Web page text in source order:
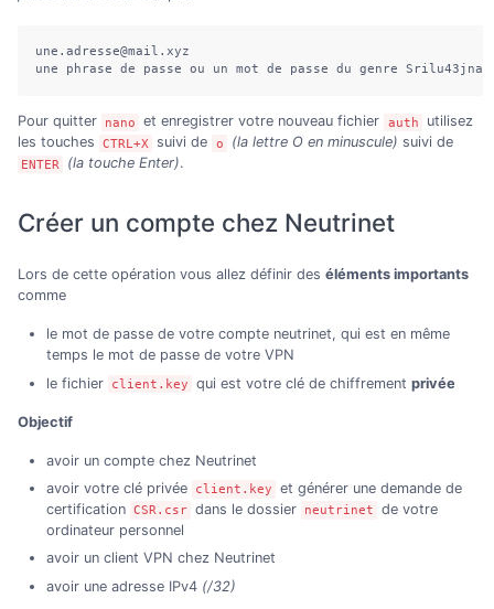
une.adresse@mail.xyz
une phrase de passe ou un mot de passe du genre
Pour quitter nano et enregistrer votre nouveau fichier auth
utilisez
les touches
CTRL+X suivi de o (la lettre O en minuscule) suivi de
ENTER (la touche Enter).
Créer un compte chez Neutrinet
Lors de cette opération vous allez définir des éléments importants
comme
le mot de passe de votre compte neutrinet, qui est en même
temps le mot de passe de votre VPN
le fichier
client.key qui est votre clé de chiffrement privée
Objectif
avoir un compte chez Neutrinet
avoir votre clé privée
client.key
et générer une demande de
certification CSR.csr dans le dossier neutrinet
de votre
ordinateur personnel
avoir un client VPN chez Neutrinet
avoir une adresse IPv4 (/32)